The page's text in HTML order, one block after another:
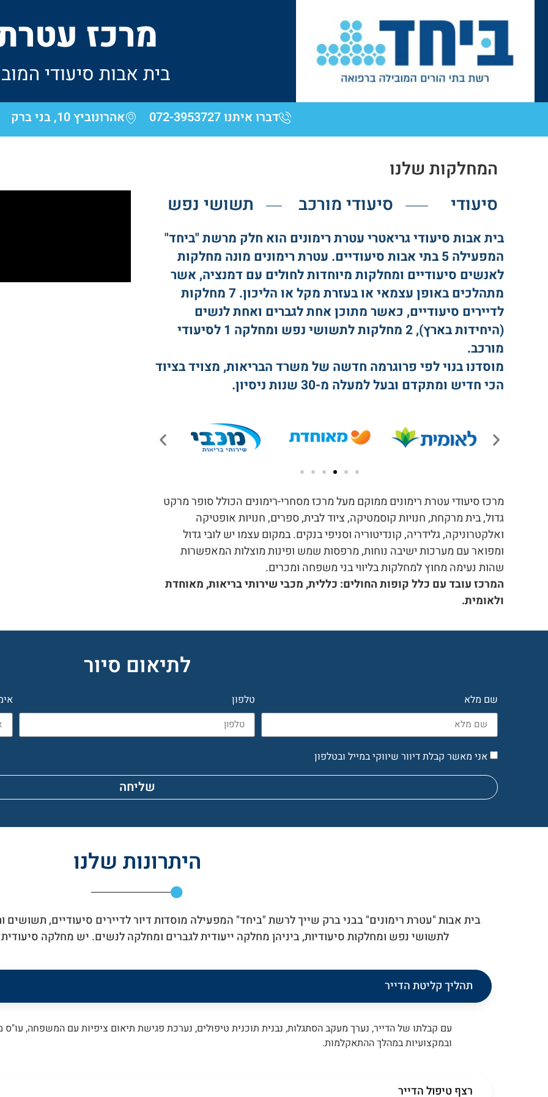
מרכז
בית אבות סיעודי
דברו איתנו 072-3953727 אהרונוביץ 10, בני ברק​
המחלקות שלנו
סיעודי
סיעודי מורכב תשושי נפש
בית אבות סיעודי גריאטרי עטרת רימונים הוא חלק מרשת "ביחד"
המפעילה 5 בתי אבות סיעודיים. עטרת רימונים מונה מחלקות
לאנשים סיעודיים ומחלקות מיוחדות לחולים עם דמנציה, אשר
מתהלכים באופן עצמאי או בעזרת מקל או הליכון. 7 מחלקות
לדיירים סיעודיים, כאשר מתוכן אחת לגברים ואחת לנשים
(היחידות בארץ), 2 מחלקות לתשושי נפש ומחלקה 1 לסיעודי
מורכב.
מוסדנו בנוי לפי פרוגרמה חדשה של משרד הבריאות, מצויד בציוד
הכי חדיש ומתקדם ובעל למעלה מ-30 שנות ניסיון.
מרכז סיעודי עטרת רימונים ממוקם מעל מרכז מסחרי-רימונים הכולל סופר מרקט
גדול, בית מרקחת, חנויות קוסמטיקה, ציוד לבית, ספרים, חנויות אופטיקה
ואלקטרוניקה, גלידריה, קונדיטוריה וסניפי בנקים. במקום עצמו יש לובי גדול
ומפואר עם מערכות ישיבה נוחות, מרפסות שמש ופינות מוצלות המאפשרות
שהות נעימה מחוץ למחלקות בליווי בני משפחה ומכרים.
המרכז עובד עם כלל קופות החולים: כללית, מכבי שירותי בריאות, מאוחדת
ולאומית.
לתיאום סיור
שם מלא טלפון
אני מאשר קבלת דיוור שיווקי במייל ובטלפון
שליחה
היתרונות שלנו
בית אבות "עטרת רימונים" בבני ברק שייך לרשת "ביחד" המפעילה מוסדות דיור לדיירים סיעודיים,
לתשושי נפש ומחלקות סיעודיות, ביניהן מחלקה ייעודית לגברים ומחלקה לנשים. יש מחלקה
תהליך קליטת הדייר
עם קבלתו של הדייר, נערך מעקב הסתגלות, נבנית תוכנית טיפולים, נערכת פגישת תיאום ציפיות עם המשפחה, עו"ס
ובמקצועיות במהלך ההתאקלמות.
רצף טיפול הדייר